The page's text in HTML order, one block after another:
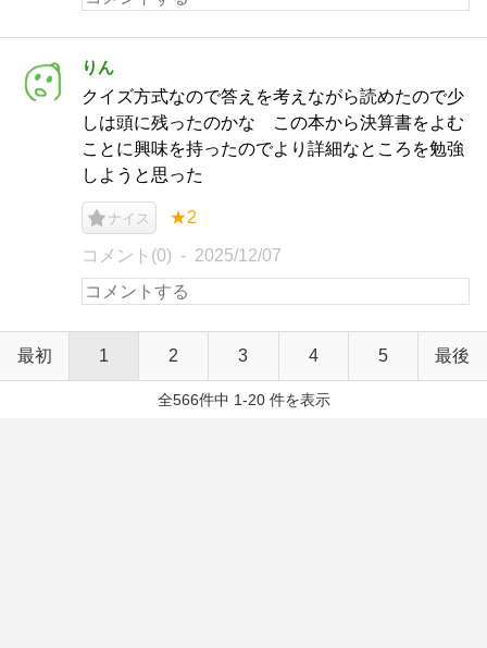
りん
クイズ方式なので答えを考えながら読めたので少
しは頭に残ったのかな この本から決算書をよむ
ことに興味を持ったのでより詳細なところを勉強
しようと思った
ナイス ★2
コメント(0) 2025/12/07
最初 1 2 3 4 5 最後
全566件中 1-20 件を表示